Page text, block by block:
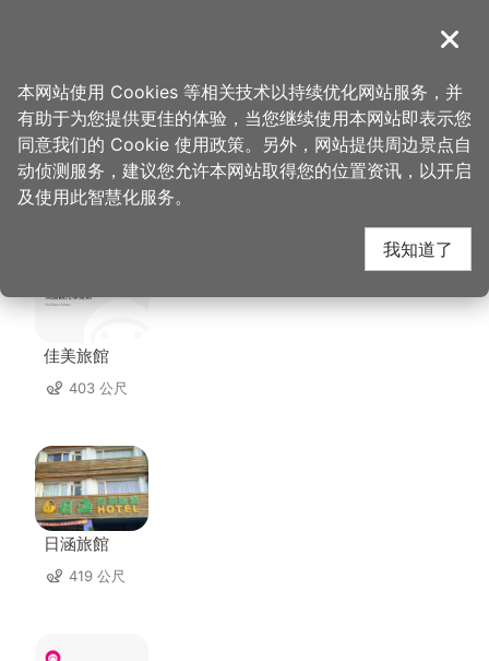
導覽
首页 > 想去的地方 > 美食、购物 > 阿海饮食店
阿海饮食店 周边住宿
佳美旅館
403 公尺
日涵旅館
419 公尺
关闭
本网站使用 Cookies 等相关技术以持续优化网站服务，并
有助于为您提供更佳的体验，当您继续使用本网站即表示您
同意我们的 Cookie 使用政策。另外，网站提供周边景点自
动侦测服务，建议您允许本网站取得您的位置资讯，以开启
及使用此智慧化服务。
我知道了